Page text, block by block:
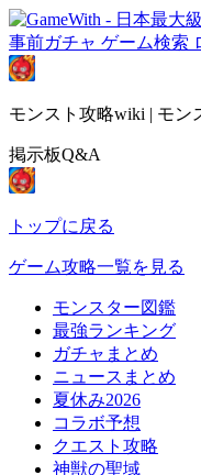
事前ガチャ ゲーム検索
モンスト攻略wiki | モン
掲示板Q&A
トップに戻る
ゲーム攻略一覧を見る
モンスター図鑑
最強ランキング
ガチャまとめ
ニュースまとめ
夏休み2026
コラボ予想
クエスト攻略
神獣の聖域